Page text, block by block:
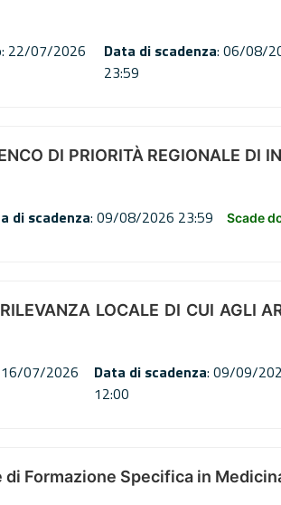
22/07/2026
Data di scadenza: 06/08/
23:59
DI PRIORITÀ REGIONALE DI
di scadenza: 09/08/2026 23:59 Scade
LOCALE DI CUI AGLI
16/07/2026
Data di scadenza: 09/09/
12:00
di Formazione Specifica in